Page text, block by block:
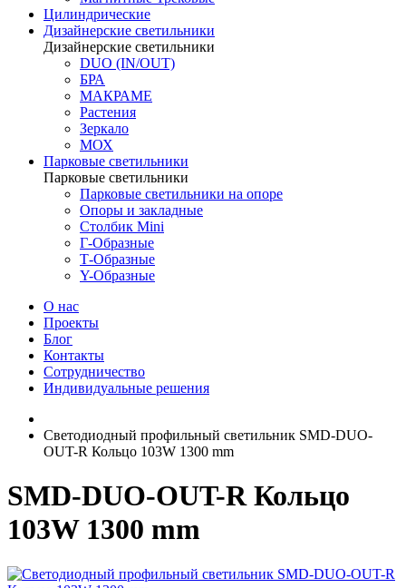
Цилиндрические
Дизайнерские светильники
Дизайнерские светильники
DUO (IN/OUT)
БРА
МАКРАМЕ
Растения
Зеркало
МОХ
Парковые светильники
Парковые светильники
Парковые светильники на опоре
Опоры и закладные
Столбик Mini
Г-Образные
Т-Образные
Y-Образные
О нас
Проекты
Блог
Контакты
Сотрудничество
Индивидуальные решения
Светодиодный профильный светильник SMD-DUO-
OUT-R Кольцо 103W 1300 mm
SMD-DUO-OUT-R Кольцо
103W 1300 mm